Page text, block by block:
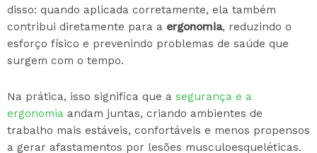
disso: quando aplicada corretamente, ela também
contribui diretamente para a ergonomia, reduzindo o
esforço físico e prevenindo problemas de saúde que
surgem com o tempo.
Na prática, isso significa que a segurança e a
ergonomia andam juntas, criando ambientes de
trabalho mais estáveis, confortáveis e menos propensos
a gerar afastamentos por lesões musculoesqueléticas.